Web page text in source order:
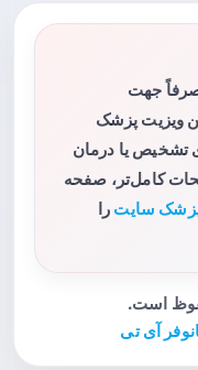
جهت
ویزیت پزشک
تشخیص یا درمان
کامل‌تر، صفحه
سایت را
آی تی